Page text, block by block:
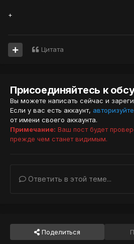
+
Цитата
Присоединяйтесь к
Вы можете написать сейчас и
Если у вас есть аккаунт,
от имени своего аккаунта.
Примечание: Ваш пост будет
прежде чем станет видимым.
Ответить в этой теме...
Поделиться